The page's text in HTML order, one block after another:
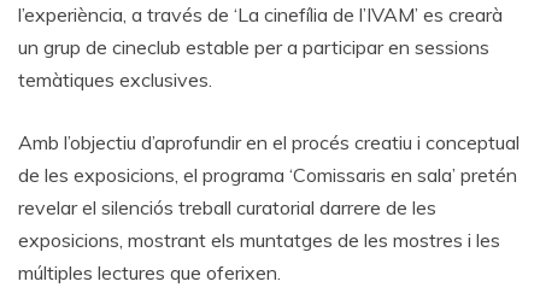
l’experiència, a través de ‘La cinefília de l’IVAM’ es crearà
un grup de cineclub estable per a participar en sessions
temàtiques exclusives.
Amb l’objectiu d’aprofundir en el procés creatiu i conceptual
de les exposicions, el programa ‘Comissaris en sala’ pretén
revelar el silenciós treball curatorial darrere de les
exposicions, mostrant els muntatges de les mostres i les
múltiples lectures que oferixen.